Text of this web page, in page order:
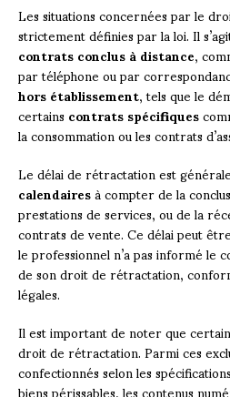
Les situations concernées par le
strictement définies par la loi. Il
contrats conclus à distance,
par téléphone ou par
hors établissement, tels que le
certainscontrats spécifiques
la consommation ou les contrats
Le délai de rétractation est
calendairesà compter de la
prestations de services, ou de la
contrats de vente. Ce délai peut
le professionnel n’a pas informé le
de son droit de rétractation,
légales.
Il est important de noter que
droit de rétractation. Parmi ces
confectionnés selon les